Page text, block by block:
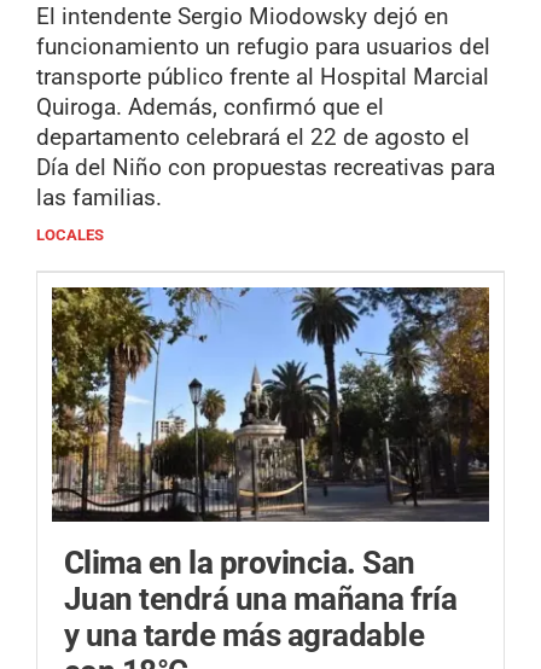
El intendente Sergio Miodowsky dejó en
funcionamiento un refugio para usuarios del
transporte público frente al Hospital Marcial
Quiroga. Además, confirmó que el
departamento celebrará el 22 de agosto el
Día del Niño con propuestas recreativas para
las familias.
LOCALES
Clima en la provincia. San
Juan tendrá una mañana fría
y una tarde más agradable